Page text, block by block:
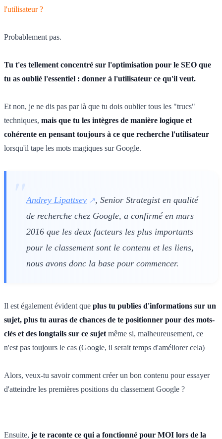
l'utilisateur ?
Probablement pas.
Tu t'es tellement concentré sur l'optimisation pour le SEO que
tu as oublié l'essentiel : donner à l'utilisateur ce qu'il veut.
Et non, je ne dis pas par là que tu dois oublier tous les "trucs"
techniques, mais que tu les intègres de manière logique et
cohérente en pensant toujours à ce que recherche l'utilisateur
lorsqu'il tape les mots magiques sur Google.
Andrey Lipattsev
, Senior Strategist en qualité
de recherche chez Google, a confirmé en mars
2016 que les deux facteurs les plus importants
pour le classement sont le contenu et les liens,
nous avons donc la base pour commencer.
Il est également évident que plus tu publies d'informations sur un
sujet, plus tu auras de chances de te positionner pour des mots-
clés et des longtails sur ce sujet même si, malheureusement, ce
n'est pas toujours le cas (Google, il serait temps d'améliorer cela)
Alors, veux-tu savoir comment créer un bon contenu pour essayer
d'atteindre les premières positions du classement Google ?
Ensuite, je te raconte ce qui a fonctionné pour MOI lors de la